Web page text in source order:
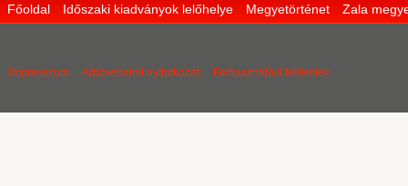
Főoldal Időszaki kiadványok lelőhelye Megyetörténet Zala
Impresszum Adatvédelmi nyilatkozat Felhasználási feltételek